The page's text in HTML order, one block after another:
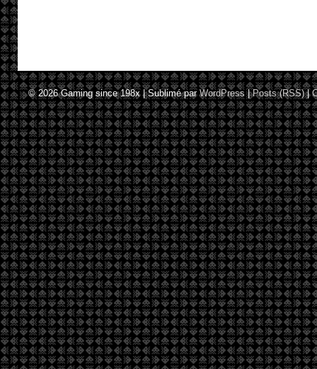
© 2026Gaming since 198x|Sublimé parWordPress |Posts (RSS)|